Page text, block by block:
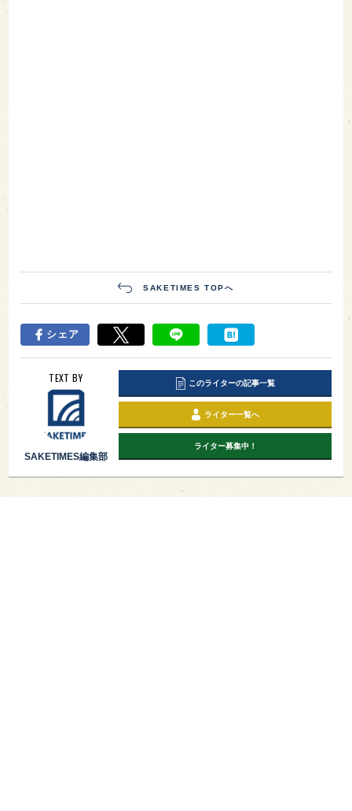
SAKETIMES TOPへ
シェア
TEXT BY
SAKETIMES編集部
このライターの記事一覧
ライター一覧へ
ライター募集中！